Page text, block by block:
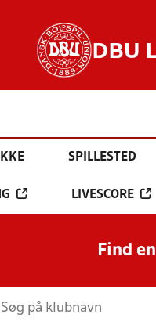
DBU
SPILLESTED
LIVESCORE
Find